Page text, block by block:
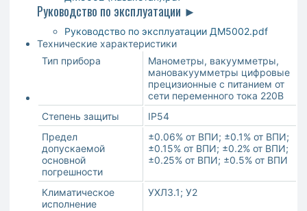
Руководство по эксплуатации ►
Руководство по эксплуатации ДМ5002.pdf
Технические характеристики
Тип прибора
Манометры, вакуумметры,
мановакуумметры цифровые
прецизионные с питанием от
сети переменного тока 220В
Степень защиты
IP54
Предел
допускаемой
основной
погрешности
±0.06% от ВПИ; ±0.1% от ВПИ;
±0.15% от ВПИ; ±0.2% от ВПИ;
±0.25% от ВПИ; ±0.5% от ВПИ
Климатическое
исполнение
УХЛ3.1; У2